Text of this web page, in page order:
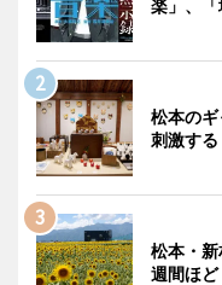
楽」、
松本の
刺激す
松本・
週間ほど